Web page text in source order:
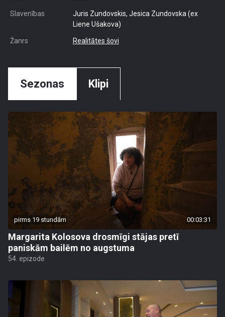
Slavenības
Juris Zundovskis, Jesica Zundovska (ex
Liene Ušakova)
Žanrs Realitātes šovi
Sezonas Klipi
pirms 19 stundām 00:03:31
Margarita Kolosova drosmīgi stājas pretī
paniskām bailēm no augstuma
54. epizode